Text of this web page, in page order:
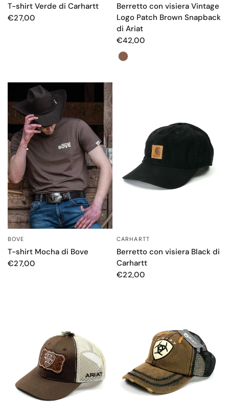
T-shirt Verde di Carhartt
€27,00
Berretto con visiera Vintage
Logo Patch Brown Snapback
di Ariat
€42,00
Color
BOVE
T-shirt Mocha di Bove
€27,00
OCCHIATA VELOCE
CARHARTT
Berretto con visiera Black di
Carhartt
€22,00